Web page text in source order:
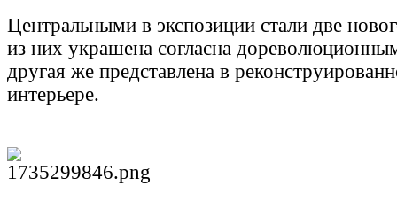
Центральными в экспозиции стали две
из них украшена согласна
другая же представлена в
интерьере.